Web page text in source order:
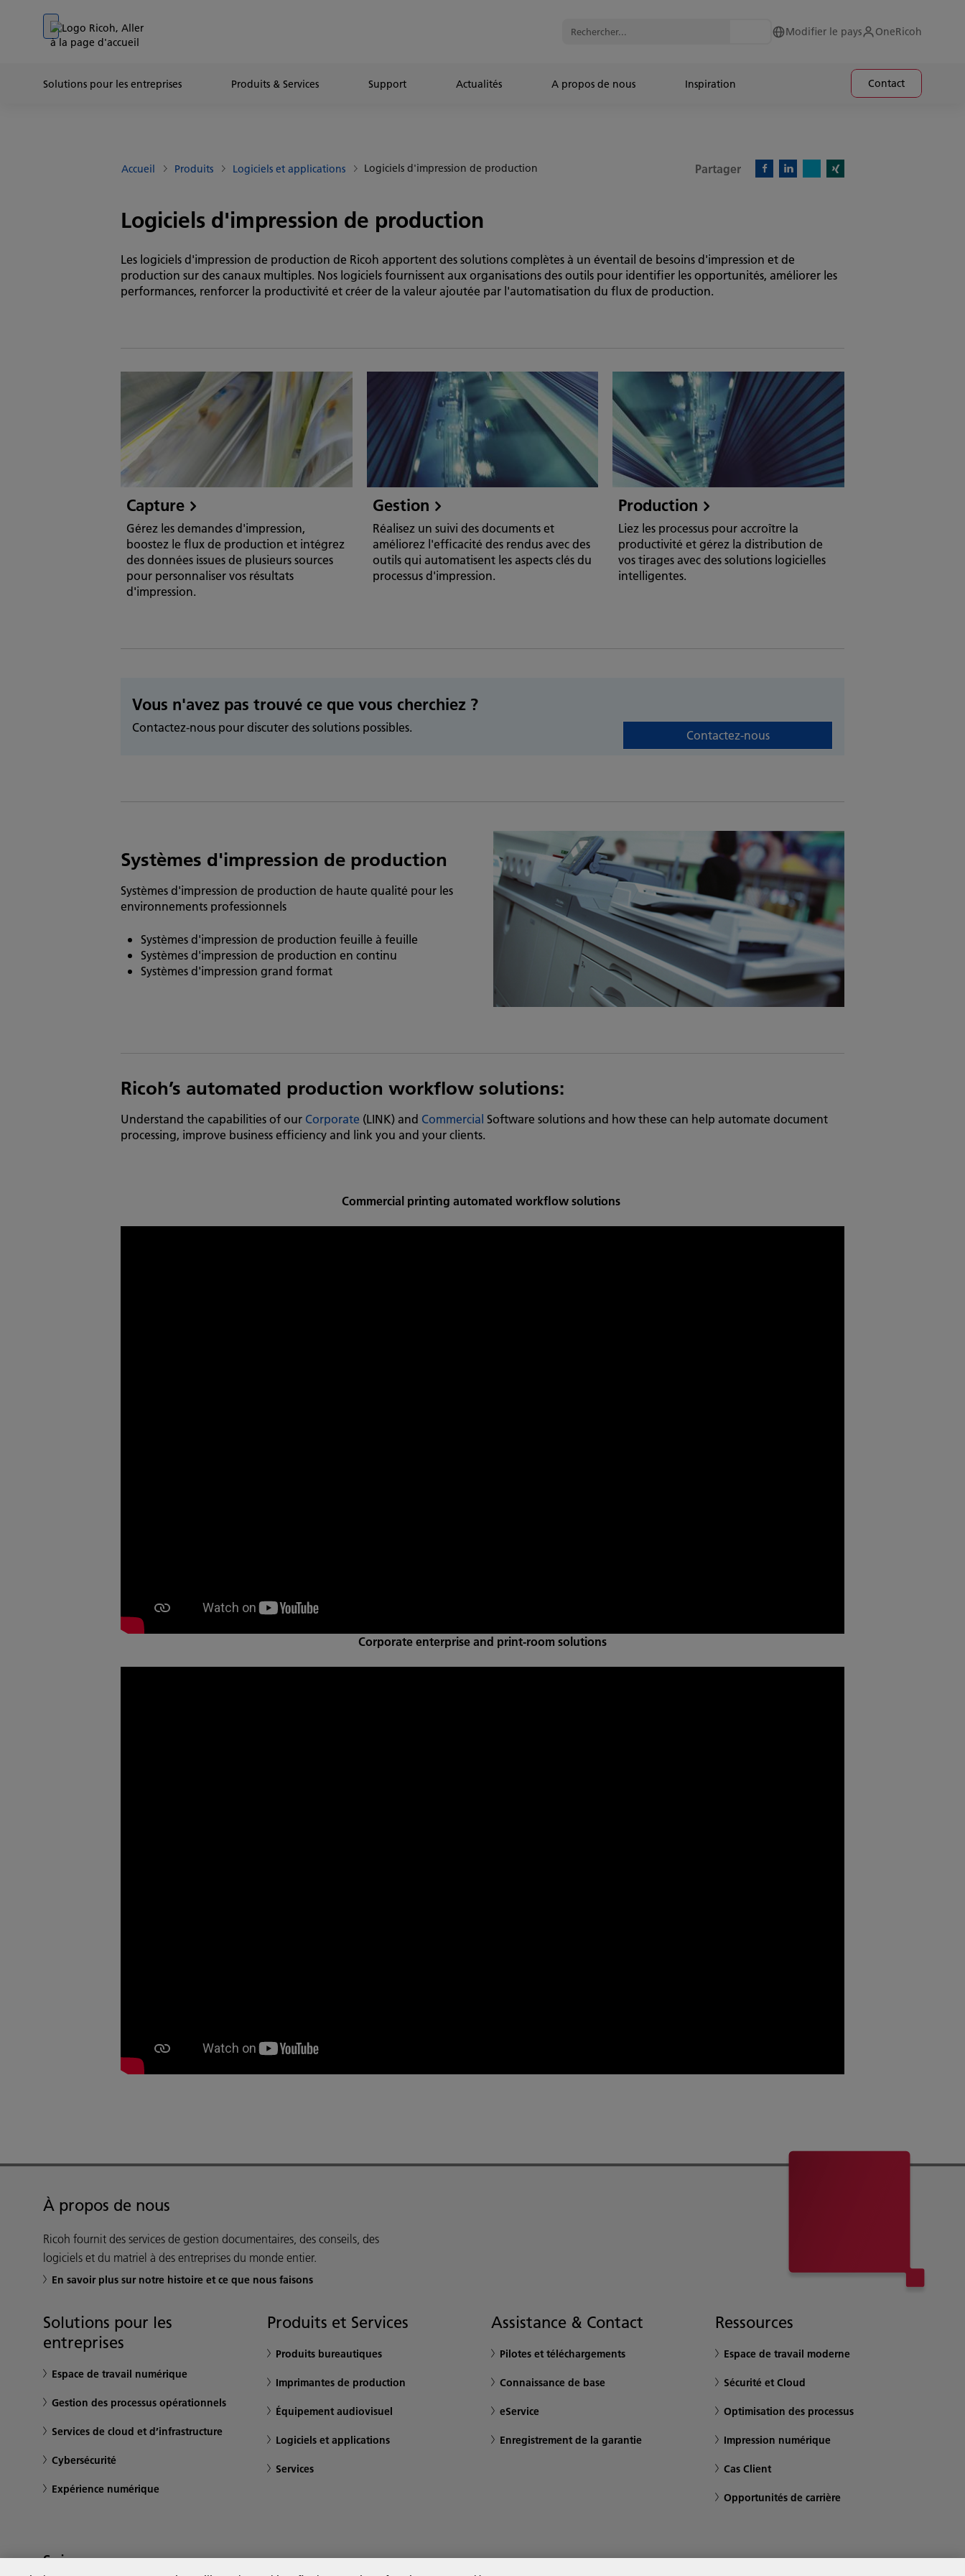
Go to content
Go to footer
Modifier le pays OneRicoh
Solutions pour les entreprises Produits & Services Support Actualités A propos de nous Inspiration Contact
Accueil Produits Logiciels et applications Logiciels d'impression de production Partager
Logiciels d'impression de production
Les logiciels d'impression de production de Ricoh apportent des solutions complètes à un éventail de besoins d'impression et de
production sur des canaux multiples. Nos logiciels fournissent aux organisations des outils pour identifier les opportunités, améliorer les
performances, renforcer la productivité et créer de la valeur ajoutée par l'automatisation du flux de production.
Capture
Gérez les demandes d'impression,
boostez le flux de production et intégrez
des données issues de plusieurs sources
pour personnaliser vos résultats
d'impression.
Gestion
Réalisez un suivi des documents et
améliorez l'efficacité des rendus avec des
outils qui automatisent les aspects clés du
processus d'impression.
Production
Liez les processus pour accroître la
productivité et gérez la distribution de
vos tirages avec des solutions logicielles
intelligentes.
Vous n'avez pas trouvé ce que vous cherchiez ?
Contactez-nous pour discuter des solutions possibles.
Contactez-nous
Systèmes d'impression de production
Systèmes d'impression de production de haute qualité pour les
environnements professionnels
Systèmes d'impression de production feuille à feuille
Systèmes d'impression de production en continu
Systèmes d'impression grand format
Ricoh’s automated production workflow solutions:
Understand the capabilities of our Corporate (LINK) and Commercial Software solutions and how these can help automate document
processing, improve business efficiency and link you and your clients.
Commercial printing automated workflow solutions
Corporate enterprise and print-room solutions
À propos de nous
Ricoh fournit des services de gestion documentaires, des conseils, des
logiciels et du matriel à des entreprises du monde entier.
En savoir plus sur notre histoire et ce que nous faisons
Solutions pour les
entreprises
Espace de travail numérique
Gestion des processus opérationnels
Services de cloud et d’infrastructure
Cybersécurité
Expérience numérique
Produits et Services
Produits bureautiques
Imprimantes de production
Équipement audiovisuel
Logiciels et applications
Services
Assistance & Contact
Pilotes et téléchargements
Connaissance de base
eService
Enregistrement de la garantie
Ressources
Espace de travail moderne
Sécurité et Cloud
Optimisation des processus
Impression numérique
Cas Client
Opportunités de carrière
Suivez-nous